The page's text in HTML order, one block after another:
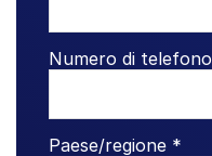
Numero di telefono
Paese/regione *